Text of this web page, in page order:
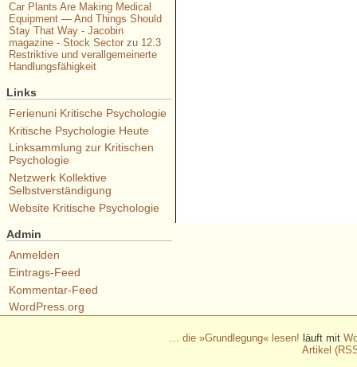
Car Plants Are Making Medical
Equipment — And Things Should
Stay That Way - Jacobin
magazine - Stock Sectorzu 12.3
Restriktive und verallgemeinerte
Handlungsfähigkeit
Links
Ferienuni Kritische Psychologie
Kritische Psychologie Heute
Linksammlung zur Kritischen
Psychologie
Netzwerk Kollektive
Selbstverständigung
Website Kritische Psychologie
Admin
Anmelden
Eintrags-Feed
Kommentar-Feed
WordPress.org
… die »Grundlegung« lesen! läuft mit
Artikel